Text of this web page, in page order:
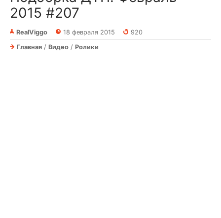
2015 #207
RealViggo 18 февраля 2015
920
Главная / Видео / Ролики